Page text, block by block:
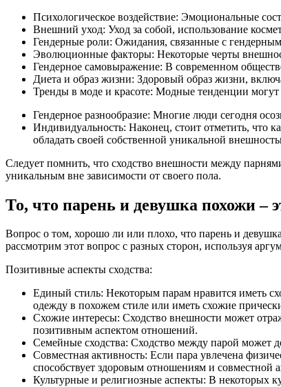
Психологическое воздействие: Эмоциональные
Внешний уход: Уход за собой, использование
Гендерные роли: Ожидания, связанные с
Эволюционные факторы: Некоторые черты
Гендерное самовыражение: В современном
Диета и образ жизни: Здоровый образ жизни,
Тренды в моде и красоте: Модные тенденции
Гендерное разнообразие: Многие люди сегодня
Индивидуальность: Наконец, стоит отметить,
обладать своей собственной уникальной
Следует помнить, что сходство внешности между
уникальным вне зависимости от своего пола.
То, что парень и девушка похожи –
Вопрос о том, хорошо ли или плохо, что парень и
рассмотрим этот вопрос с разных сторон, используя
Позитивные аспекты сходства:
Единый стиль: Некоторым парам нравится иметь
одежду в похожем стиле или иметь схожие
Схожие интересы: Сходство внешности может
позитивным аспектом отношений.
Семейные сходства: Сходство между парой может
Совместная активность: Если пара увлечена
способствует здоровым отношениям и совместной
Культурные и религиозные аспекты: В некоторых